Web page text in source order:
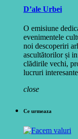
D’ale Urbei
O emisiune
evenimentele
noi descoperiri
ascultătorilor și
clădirile vechi,
lucruri
close
Ce urmeaza